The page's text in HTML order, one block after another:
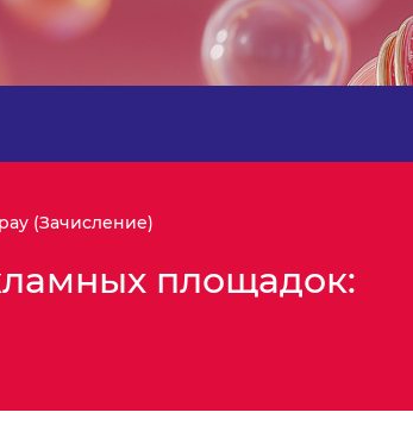
(Зачисление)
площадок: